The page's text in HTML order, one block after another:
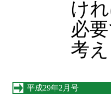
け
必
考
平成29年2月号